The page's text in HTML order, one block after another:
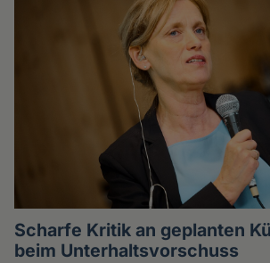
Scharfe Kritik an geplanten
beim Unterhaltsvorschuss